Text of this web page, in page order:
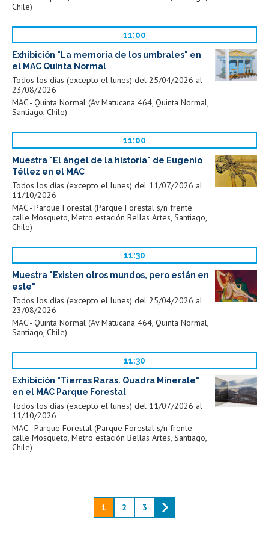
Chile)
11:00
Exhibición "La memoria de los umbrales" en
el MAC Quinta Normal
Todos los días (excepto el lunes) del 25/04/2026 al
23/08/2026
MAC - Quinta Normal (Av Matucana 464, Quinta Normal,
Santiago, Chile)
11:00
Muestra "El ángel de la historia" de Eugenio
Téllez en el MAC
Todos los días (excepto el lunes) del 11/07/2026 al
11/10/2026
MAC - Parque Forestal (Parque Forestal s/n frente
calle Mosqueto, Metro estación Bellas Artes, Santiago,
Chile)
11:30
Muestra "Existen otros mundos, pero están en
este"
Todos los días (excepto el lunes) del 25/04/2026 al
23/08/2026
MAC - Quinta Normal (Av Matucana 464, Quinta Normal,
Santiago, Chile)
11:30
Exhibición "Tierras Raras. Quadra Minerale"
en el MAC Parque Forestal
Todos los días (excepto el lunes) del 11/07/2026 al
11/10/2026
MAC - Parque Forestal (Parque Forestal s/n frente
calle Mosqueto, Metro estación Bellas Artes, Santiago,
Chile)
1 2 3